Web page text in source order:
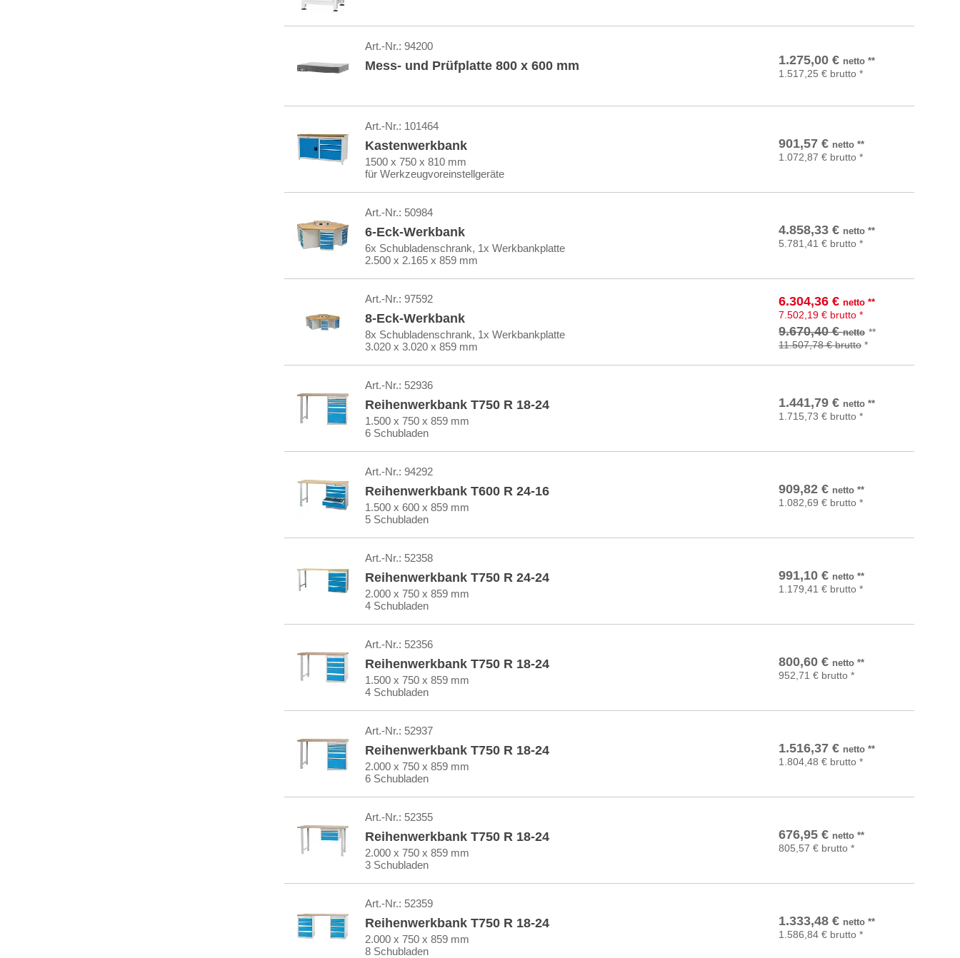
Art.-Nr.: 94200
Mess- und Prüfplatte 800 x 600 mm 1.275,00 € netto**
1.517,25 € brutto *
In den Warenkorb
Art.-Nr.: 101464
Kastenwerkbank
1500 x 750 x 810 mm
für Werkzeugvoreinstellgeräte
901,57 € netto**
1.072,87 € brutto *
In den Warenkorb
Art.-Nr.: 50984
6-Eck-Werkbank
6x Schubladenschrank, 1x Werkbankplatte
2.500 x 2.165 x 859 mm
4.858,33 € netto**
5.781,41 € brutto *
In den Warenkorb
Art.-Nr.: 97592
8-Eck-Werkbank
8x Schubladenschrank, 1x Werkbankplatte
3.020 x 3.020 x 859 mm
6.304,36 € netto**
7.502,19 € brutto *
9.670,40 €netto **
11.507,78 €brutto *
In den Warenkorb
Art.-Nr.: 52936
Reihenwerkbank T750 R 18-24
1.500 x 750 x 859 mm
6 Schubladen
1.441,79 € netto**
1.715,73 € brutto *
In den Warenkorb
Art.-Nr.: 94292
Reihenwerkbank T600 R 24-16
1.500 x 600 x 859 mm
5 Schubladen
909,82 € netto**
1.082,69 € brutto *
In den Warenkorb
Art.-Nr.: 52358
Reihenwerkbank T750 R 24-24
2.000 x 750 x 859 mm
4 Schubladen
991,10 € netto**
1.179,41 € brutto *
In den Warenkorb
Art.-Nr.: 52356
Reihenwerkbank T750 R 18-24
1.500 x 750 x 859 mm
4 Schubladen
800,60 € netto**
952,71 € brutto *
In den Warenkorb
Art.-Nr.: 52937
Reihenwerkbank T750 R 18-24
2.000 x 750 x 859 mm
6 Schubladen
1.516,37 € netto**
1.804,48 € brutto *
In den Warenkorb
Art.-Nr.: 52355
Reihenwerkbank T750 R 18-24
2.000 x 750 x 859 mm
3 Schubladen
676,95 € netto**
805,57 € brutto *
In den Warenkorb
Art.-Nr.: 52359
Reihenwerkbank T750 R 18-24
2.000 x 750 x 859 mm
8 Schubladen
1.333,48 € netto**
1.586,84 € brutto *
In den Warenkorb